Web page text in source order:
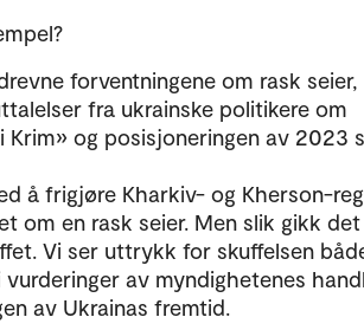
forventningene om rask seier,
fra ukrainske politikere om
Krim» og posisjoneringen av 2023
å frigjøre Kharkiv- og Kherson-
om en rask seier. Men slik gikk
Vi ser uttrykk for skuffelsen
av myndighetenes
av Ukrainas fremtid.